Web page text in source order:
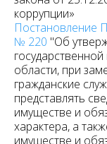
коррупции»
Постановление
№ 220 "Об
области, при
гражданские
представлять
имуществе и
характера, а
имуществе и